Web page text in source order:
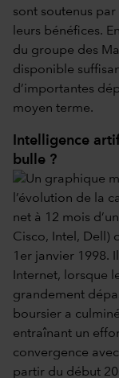
sont soutenus
leurs bénéfices.
du groupe des
disponible
d’importantes
moyen terme.
Intelligence
bulle ?